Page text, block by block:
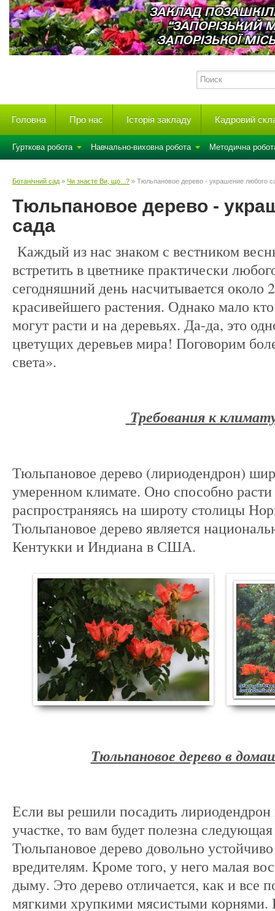
Головна Про нас Історія закладу Кадровий
Гурткова робота Навчально-виховна робота Методична
Ботанічний сад » Чи знаєте Ви, що...? » Тюльпановое дерево - украшение любого
Тюльпановое дерево -
сада
Каждый из нас знаком с вестником
встретить в цветнике практически
сегодняшний день насчитывается около
красивейшего растения. Однако мало
могут расти и на деревьях. Да-да, это
цветущих деревьев мира! Поговорим
света».
Требования к
Тюльпановое дерево (лириодендрон)
умеренном климате. Оно способно
распространяясь на широту столицы
Тюльпановое дерево является
Кентукки и Индиана в США.
Тюльпановое дерево в
Если вы решили посадить
участке, то вам будет полезна
Тюльпановое дерево довольно
вредителям. Кроме того, у него малая
дыму. Это дерево отличается, как и все
мягкими хрупкими мясистыми корнями.